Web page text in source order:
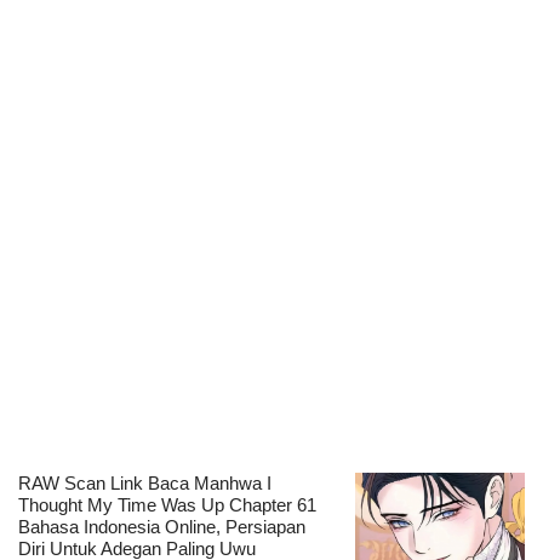
RAW Scan Link Baca Manhwa I
Thought My Time Was Up Chapter 61
Bahasa Indonesia Online, Persiapan
Diri Untuk Adegan Paling Uwu